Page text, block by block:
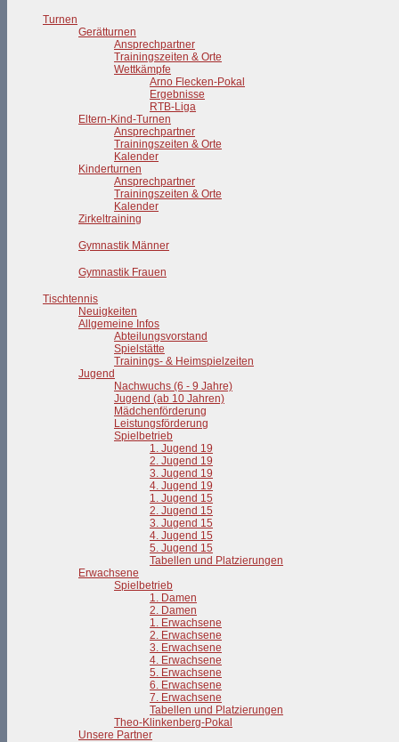
Turnen
Gerätturnen
Ansprechpartner
Trainingszeiten & Orte
Wettkämpfe
Arno Flecken-Pokal
Ergebnisse
RTB-Liga
Eltern-Kind-Turnen
Ansprechpartner
Trainingszeiten & Orte
Kalender
Kinderturnen
Ansprechpartner
Trainingszeiten & Orte
Kalender
Zirkeltraining
Gymnastik Männer
Gymnastik Frauen
Tischtennis
Neuigkeiten
Allgemeine Infos
Abteilungsvorstand
Spielstätte
Trainings- & Heimspielzeiten
Jugend
Nachwuchs (6 - 9 Jahre)
Jugend (ab 10 Jahren)
Mädchenförderung
Leistungsförderung
Spielbetrieb
1. Jugend 19
2. Jugend 19
3. Jugend 19
4. Jugend 19
1. Jugend 15
2. Jugend 15
3. Jugend 15
4. Jugend 15
5. Jugend 15
Tabellen und Platzierungen
Erwachsene
Spielbetrieb
1. Damen
2. Damen
1. Erwachsene
2. Erwachsene
3. Erwachsene
4. Erwachsene
5. Erwachsene
6. Erwachsene
7. Erwachsene
Tabellen und Platzierungen
Theo-Klinkenberg-Pokal
Unsere Partner